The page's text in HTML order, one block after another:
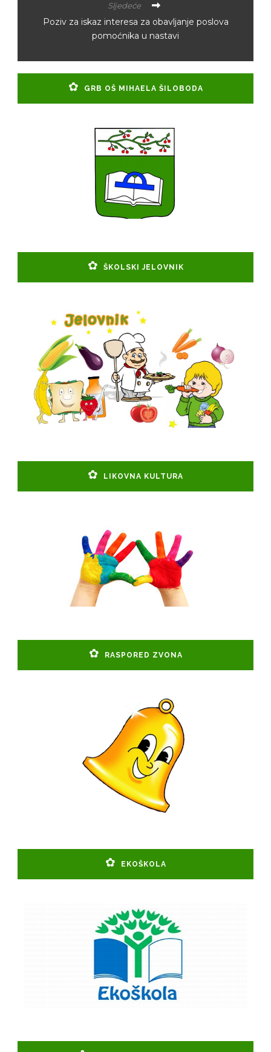
Sljedeće
Poziv za iskaz interesa za obavljanje poslova
pomoćnika u nastavi
GRB OŠ MIHAELA ŠILOBODA
ŠKOLSKI JELOVNIK
LIKOVNA KULTURA
RASPORED ZVONA
EKOŠKOLA